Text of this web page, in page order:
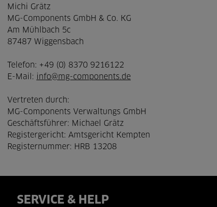
Michi Grätz
MG-Components GmbH & Co. KG
Am Mühlbach 5c
87487 Wiggensbach
Telefon: +49 (0) 8370 9216122
E-Mail: info@mg-components.de
Vertreten durch:
MG-Components Verwaltungs GmbH
Geschäftsführer: Michael Grätz
Registergericht: Amtsgericht Kempten
Registernummer: HRB 13208
SERVICE & HELP